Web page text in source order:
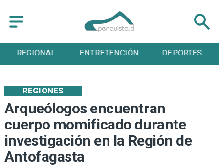
REGIONAL ENTRETENCIÓN DEPORTES
Arqueólogos encuentran
cuerpo momificado durante
investigación en la Región de
Antofagasta
REGIONES